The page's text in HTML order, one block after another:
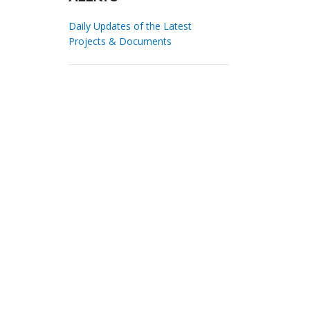
Daily Updates of the Latest
Projects & Documents